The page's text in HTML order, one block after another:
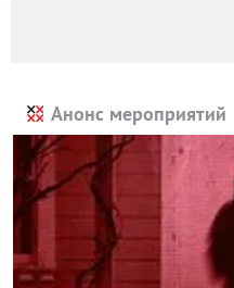
Анонс мероприятий